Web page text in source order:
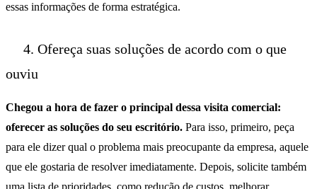
essas informações de forma estratégica.
4. Ofereça suas soluções de acordo com o que
ouviu
Chegou a hora de fazer o principal dessa visita comercial:
oferecer as soluções do seu escritório. Para isso, primeiro, peça
para ele dizer qual o problema mais preocupante da empresa, aquele
que ele gostaria de resolver imediatamente. Depois, solicite também